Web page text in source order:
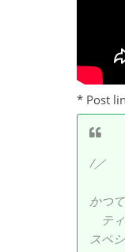
* Post
/／
かつ
ティ
スペ